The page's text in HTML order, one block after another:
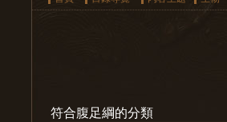
符合腹足綱的分類